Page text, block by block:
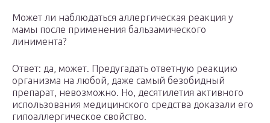
Может ли наблюдаться аллергическая реакция у
мамы после применения бальзамического
линимента?
Ответ: да, может. Предугадать ответную реакцию
организма на любой, даже самый безобидный
препарат, невозможно. Но, десятилетия активного
использования медицинского средства доказали его
гипоаллергическое свойство.